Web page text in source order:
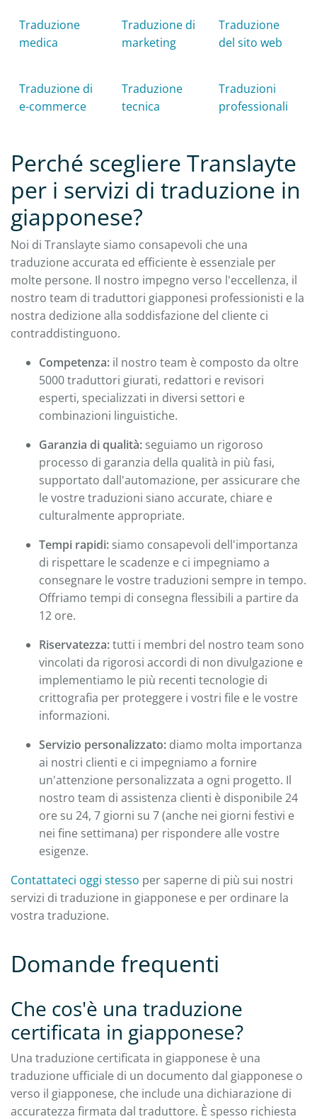
Traduzione
medica
Traduzione di
marketing
Traduzione
del sito web
Traduzione di
e-commerce
Traduzione
tecnica
Traduzioni
professionali
Perché scegliere Translayte
per i servizi di traduzione in
giapponese?
Noi di Translayte siamo consapevoli che una
traduzione accurata ed efficiente è essenziale per
molte persone. Il nostro impegno verso l'eccellenza, il
nostro team di traduttori giapponesi professionisti e la
nostra dedizione alla soddisfazione del cliente ci
contraddistinguono.
Competenza: il nostro team è composto da oltre
5000 traduttori giurati, redattori e revisori
esperti, specializzati in diversi settori e
combinazioni linguistiche.
Garanzia di qualità: seguiamo un rigoroso
processo di garanzia della qualità in più fasi,
supportato dall'automazione, per assicurare che
le vostre traduzioni siano accurate, chiare e
culturalmente appropriate.
Tempi rapidi: siamo consapevoli dell'importanza
di rispettare le scadenze e ci impegniamo a
consegnare le vostre traduzioni sempre in tempo.
Offriamo tempi di consegna flessibili a partire da
12 ore.
Riservatezza:tutti i membri del nostro team sono
vincolati da rigorosi accordi di non divulgazione e
implementiamo le più recenti tecnologie di
crittografia per proteggere i vostri file e le vostre
informazioni.
Servizio personalizzato: diamo molta importanza
ai nostri clienti e ci impegniamo a fornire
un'attenzione personalizzata a ogni progetto. Il
nostro team di assistenza clienti è disponibile 24
ore su 24, 7 giorni su 7 (anche nei giorni festivi e
nei fine settimana) per rispondere alle vostre
esigenze.
Contattateci oggi stesso per saperne di più sui nostri
servizi di traduzione in giapponese e per ordinare la
vostra traduzione.
Domande frequenti
Che cos'è una traduzione
certificata in giapponese?
Una traduzione certificata in giapponese è una
traduzione ufficiale di un documento dal giapponese o
verso il giapponese, che include una dichiarazione di
accuratezza firmata dal traduttore. È spesso richiesta